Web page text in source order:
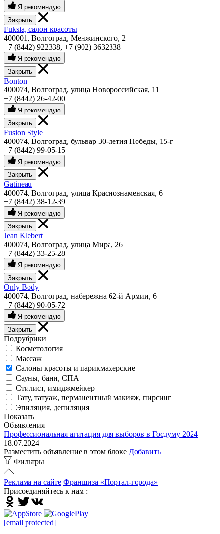
Я рекомендую
Закрыть
Fuksia, салон красоты
400001, Волгоград, Менжинского, 2
+7 (8442) 922338, +7 (902) 3632338
Я рекомендую
Закрыть
Bonton
400074, Волгоград, улица Новороссийская, 11
+7 (8442) 26-42-00
Я рекомендую
Закрыть
Fusion Style
400074, Волгоград, бульвар 30-летия Победы, 15-г
+7 (8442) 99-05-15
Я рекомендую
Закрыть
Gatineau
400074, Волгоград, улица Краснознаменская, 6
+7 (8442) 38-12-39
Я рекомендую
Закрыть
Jean Klebert
400074, Волгоград, улица Мира, 26
+7 (8442) 33-25-28
Я рекомендую
Закрыть
Only Body
400074, Волгоград, набережна 62-й Армии, 6
+7 (8442) 90-05-72
Я рекомендую
Закрыть
Подрубрики
Косметология
Массаж
Салоны красоты и парикмахерские
Сауны, бани, СПА
Стилист, имиджмейкер
Тату, татуаж, перманентный макияж, пирсинг
Эпиляция, депиляция
Показать
Объявления
Профессиональная агитация для выборов в Госдуму 2024
18.07.2024
Разместить объявление в этом блоке Добавить
Фильтры
Реклама на сайте Франшиза «Портал-города»
Присоединяйтесь к нам :
[email protected]